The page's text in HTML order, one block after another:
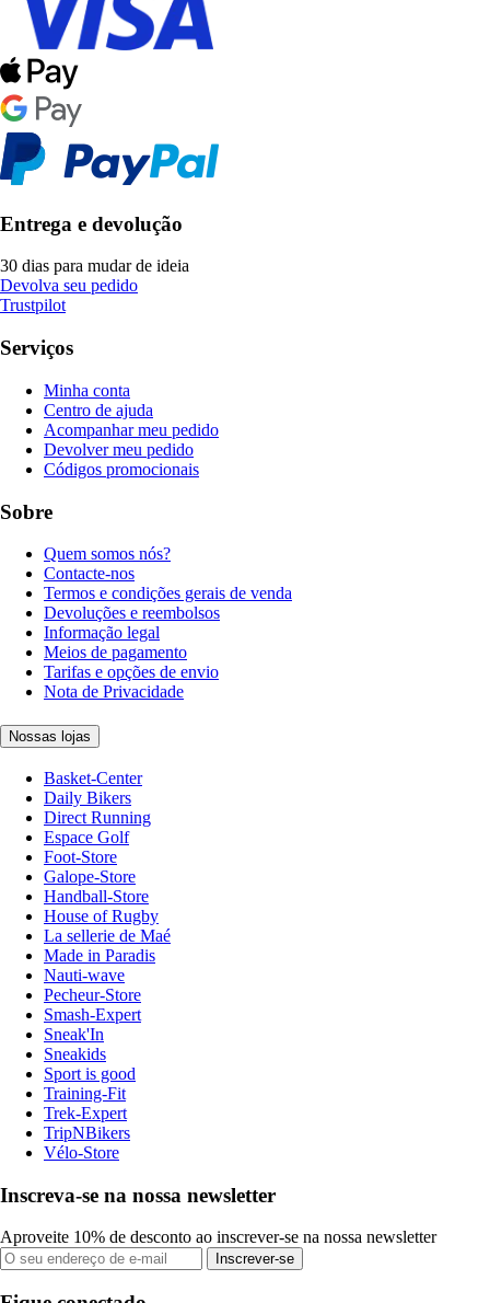
Entrega e devolução
30 dias para mudar de ideia
Devolva seu pedido
Trustpilot
Serviços
Minha conta
Centro de ajuda
Acompanhar meu pedido
Devolver meu pedido
Códigos promocionais
Sobre
Quem somos nós?
Contacte-nos
Termos e condições gerais de venda
Devoluções e reembolsos
Informação legal
Meios de pagamento
Tarifas e opções de envio
Nota de Privacidade
Nossas lojas
Basket-Center
Daily Bikers
Direct Running
Espace Golf
Foot-Store
Galope-Store
Handball-Store
House of Rugby
La sellerie de Maé
Made in Paradis
Nauti-wave
Pecheur-Store
Smash-Expert
Sneak'In
Sneakids
Sport is good
Training-Fit
Trek-Expert
TripNBikers
Vélo-Store
Inscreva-se na nossa newsletter
Aproveite 10% de desconto ao inscrever-se na nossa newsletter
Inscrever-se